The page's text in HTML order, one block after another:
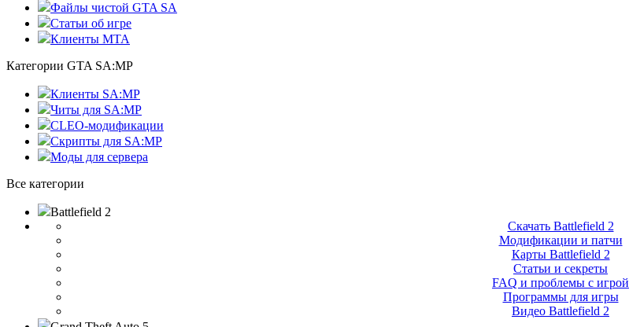
Файлы чистой GTA SA
Статьи об игре
Клиенты MTA
Категории GTA SA:MP
Клиенты SA:MP
Читы для SA:MP
CLEO-модификации
Скрипты для SA:MP
Моды для сервера
Все категории
Battlefield 2
Скачать Battlefield 2
Модификации и патчи
Карты Battlefield 2
Статьи и секреты
FAQ и проблемы с игрой
Программы для игры
Видео Battlefield 2